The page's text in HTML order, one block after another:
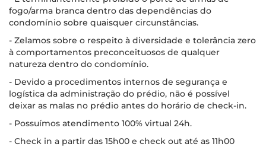
fogo/arma branca dentro das dependências do
condomínio sobre quaisquer circunstâncias.
- Zelamos sobre o respeito à diversidade e tolerância zero
à comportamentos preconceituosos de qualquer
natureza dentro do condomínio.
- Devido a procedimentos internos de segurança e
logística da administração do prédio, não é possível
deixar as malas no prédio antes do horário de check-in.
- Possuímos atendimento 100% virtual 24h.
- Check in a partir das 15h00 e check out até as 11h00